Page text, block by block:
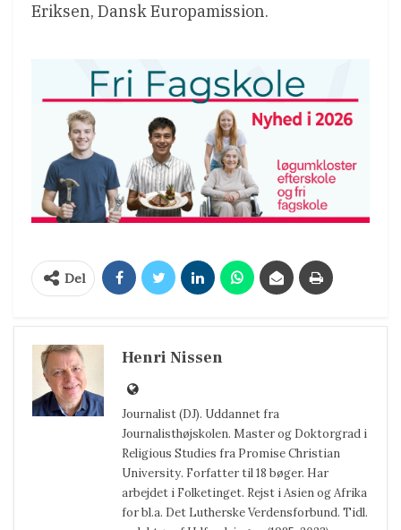
Eriksen, Dansk Europamission.
Del
Henri Nissen
Journalist (DJ). Uddannet fra
Journalisthøjskolen. Master og Doktorgrad i
Religious Studies fra Promise Christian
University. Forfatter til 18 bøger. Har
arbejdet i Folketinget. Rejst i Asien og Afrika
for bl.a. Det Lutherske Verdensforbund. Tidl.